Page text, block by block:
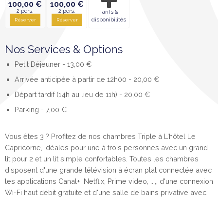
100,00 €
2 pers.
Réserver
100,00 €
2 pers.
Réserver
Tarifs &
disponibilités
Nos Services & Options
Petit Déjeuner - 13,00 €
Arrivée anticipée à partir de 12h00 - 20,00 €
Départ tardif (14h au lieu de 11h) - 20,00 €
Parking - 7,00 €
Vous êtes 3 ? Profitez de nos chambres Triple à L'hôtel Le
Capricorne, idéales pour une à trois personnes avec un grand
lit pour 2 et un lit simple confortables. Toutes les chambres
disposent d'une grande télévision à écran plat connectée avec
les applications Canal+, Netflix, Prime video, ...,, d'une connexion
Wi-Fi haut débit gratuite et d'une salle de bains privative avec